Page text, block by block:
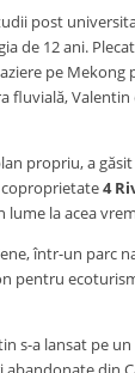
post
de 12 ani.
pe Mekong
fluvială, Valentin
propriu, a găsit
4
lume la acea
într-un parc
pentru
s-a lansat pe